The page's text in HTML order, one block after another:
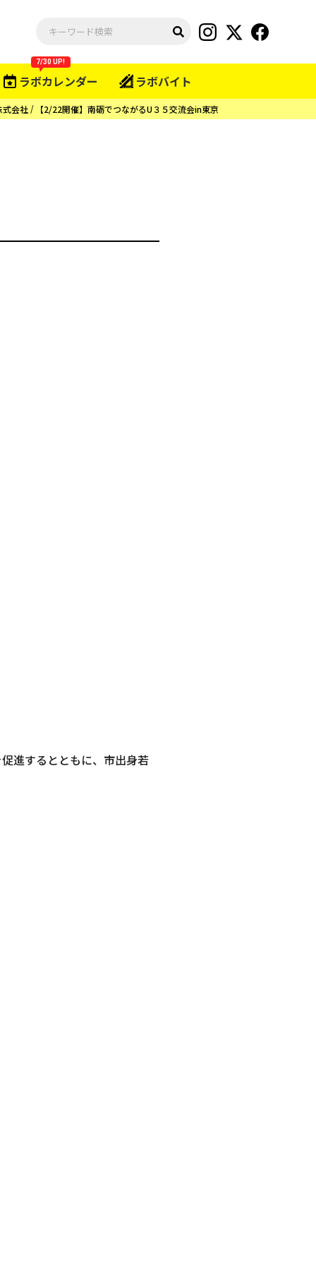
ラボカレンダー
7/30 UP!
ラボバイト
式会社 【2/22開催】南砺でつながるU３５交流会in東京
進するとともに、市出身若